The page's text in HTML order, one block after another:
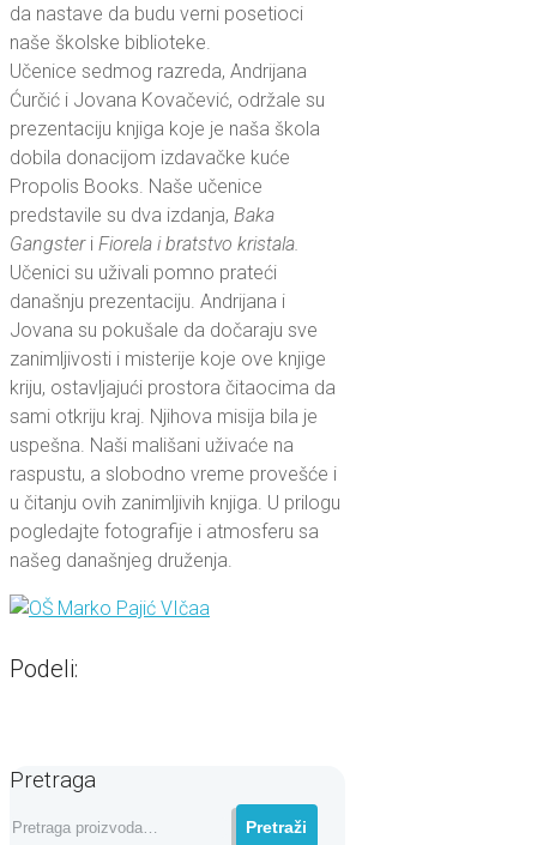
da nastave da budu verni posetioci
naše školske biblioteke.
Učenice sedmog razreda, Andrijana
Ćurčić i Jovana Kovačević, održale su
prezentaciju knjiga koje je naša škola
dobila donacijom izdavačke kuće
Propolis Books. Naše učenice
predstavile su dva izdanja, Baka
Gangsteri Fiorela i bratstvo kristala.
Učenici su uživali pomno prateći
današnju prezentaciju. Andrijana i
Jovana su pokušale da dočaraju sve
zanimljivosti i misterije koje ove knjige
kriju, ostavljajući prostora čitaocima da
sami otkriju kraj. Njihova misija bila je
uspešna. Naši mališani uživaće na
raspustu, a slobodno vreme provešće i
u čitanju ovih zanimljivih knjiga. U prilogu
pogledajte fotografije i atmosferu sa
našeg današnjeg druženja.
Podeli:
Pretraga
Pretraga
Pretraži